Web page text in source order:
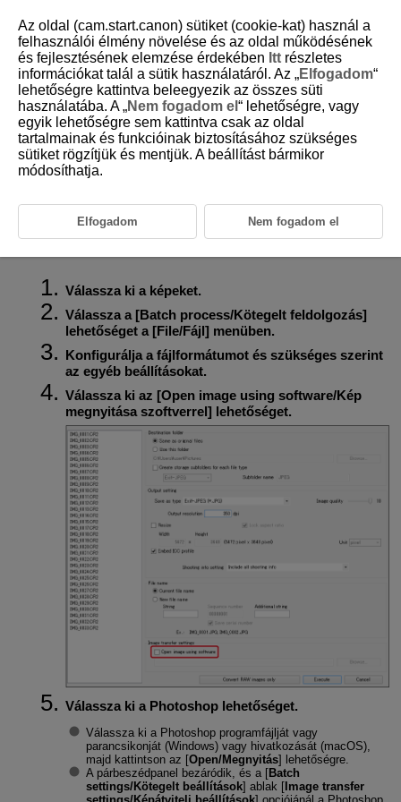
D233-059
Képek átvitele másik
képszerkesztő szoftverbe
Egyszerre több képet átvihet más képszerkesztő szoftverekbe. A
szemben ezzel a módszerrel már átalakított és különálló képként
mentett képeket továbbíthat, így az átvitt képeket a program nem veti el
automatikusan, ha mentés nélkül kilép a másik szoftverből. A példaként
használt szoftver az Adobe Photoshop.
Válassza ki a képeket.
Válassza a [Batch process/Kötegelt feldolgozás]
lehetőséget a [File/Fájl] menüben.
Konfigurálja a fájlformátumot és szükséges szerint
az egyéb beállításokat.
Válassza ki az [Open image using software/Kép
megnyitása szoftverrel] lehetőséget.
Válassza ki a Photoshop lehetőséget.
Válassza ki a Photoshop programfájlját vagy
parancsikonját (Windows) vagy hivatkozását (macOS),
majd kattintson az [Open/Megnyitás] lehetőségre.
A párbeszédpanel bezáródik, és a [Batch
settings/Kötegelt beállítások] ablak [Image transfer
Az oldal (cam.start.canon) sütiket (cookie-kat) használ a
felhasználói élmény növelése és az oldal működésének
és fejlesztésének elemzése érdekében Itt részletes
információkat talál a sütik használatáról. Az „Elfogadom“
lehetőségre kattintva beleegyezik az összes süti
használatába. A „Nem fogadom el “ lehetőségre, vagy
egyik lehetőségre sem kattintva csak az oldal
tartalmainak és funkcióinak biztosításához szükséges
sütiket rögzítjük és mentjük. A beállítást bármikor
módosíthatja.
Elfogadom Nem fogadom el